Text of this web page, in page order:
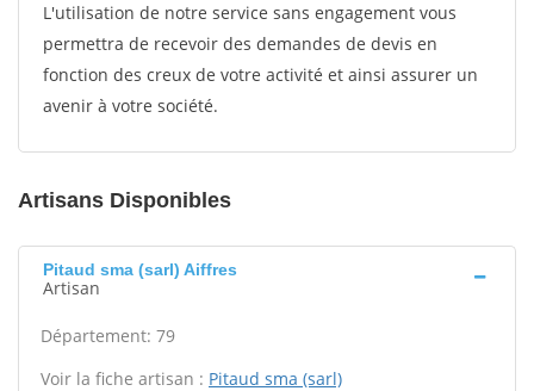
L'utilisation de notre service sans engagement vous
permettra de recevoir des demandes de devis en
fonction des creux de votre activité et ainsi assurer un
avenir à votre société.
Artisans Disponibles
Pitaud sma (sarl) Aiffres
Artisan
Département: 79
Voir la fiche artisan : Pitaud sma (sarl)